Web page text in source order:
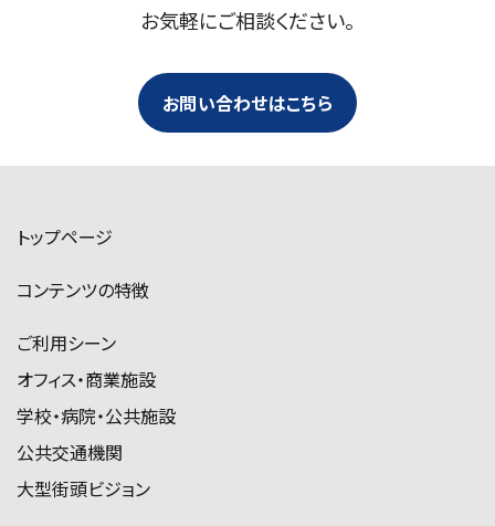
お気軽にご相談ください。
お問い合わせはこちら
トップページ
コンテンツの特徴
ご利用シーン
オフィス・商業施設
学校・病院・公共施設
公共交通機関
大型街頭ビジョン